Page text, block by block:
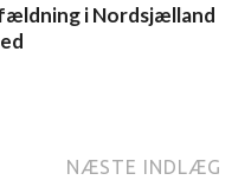
i Nordsjælland
NÆSTE INDLÆG